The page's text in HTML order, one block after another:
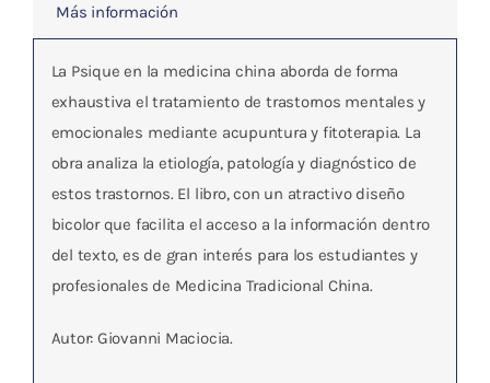
Más información
La Psique en la medicina china aborda de forma
exhaustiva el tratamiento de trastornos mentales y
emocionales mediante acupuntura y fitoterapia. La
obra analiza la etiología, patología y diagnóstico de
estos trastornos. El libro, con un atractivo diseño
bicolor que facilita el acceso a la información dentro
del texto, es de gran interés para los estudiantes y
profesionales de Medicina Tradicional China.
Autor: Giovanni Maciocia.